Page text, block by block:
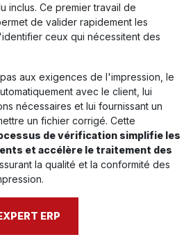
inclus. Ce premier travail de
de valider rapidement les
ceux qui nécessitent des
aux exigences de l'impression, le
avec le client, lui
nécessaires et lui fournissant un
un fichier corrigé. Cette
de vérification simplifie les
et accélère le traitement des
la qualité et la conformité des
ERP